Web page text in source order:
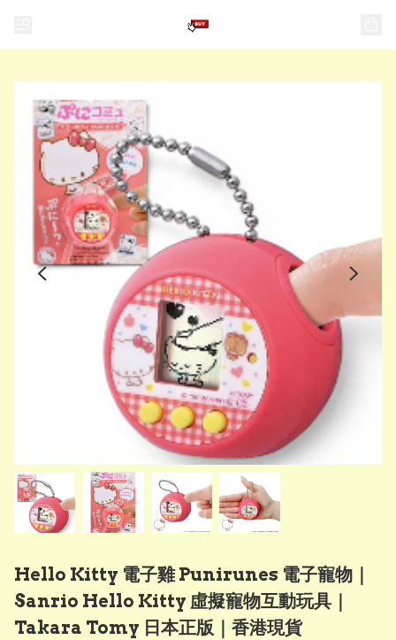
Hello Kitty 電子雞 Punirunes 電子寵物｜
Sanrio Hello Kitty 虛擬寵物互動玩具｜
Takara Tomy 日本正版｜香港現貨